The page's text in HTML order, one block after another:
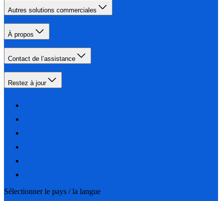
Autres solutions commerciales
À propos
Contact de l’assistance
Restez à jour
Sélectionner le pays / la langue